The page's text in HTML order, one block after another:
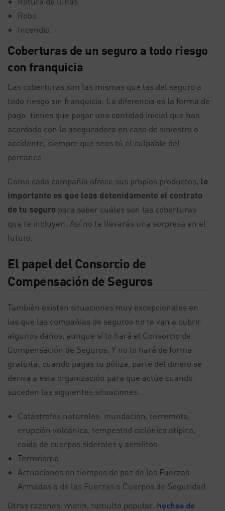
Robo.
Incendio.
Coberturas de un seguro a todo riesgo
con franquicia
Las coberturas son las mismas que las del seguro a
todo riesgo sin franquicia. La diferencia es la forma de
pago: tienes que pagar una cantidad inicial que has
acordado con la aseguradora en caso de siniestro o
accidente, siempre que seas tú el culpable del
percance.
Como cada compañía ofrece sus propios productos, lo
importante es que leas detenidamente el contrato
de tu seguro para saber cuáles son las coberturas
que te incluyen. Así no te llevarás una sorpresa en el
futuro.
El papel del Consorcio de
Compensación de Seguros
También existen situaciones muy excepcionales en
las que las compañías de seguros no te van a cubrir
algunos daños, aunque sí lo hará el Consorcio de
Compensación de Seguros. Y no lo hará de forma
gratuita; cuando pagas tu póliza, parte del dinero se
deriva a esta organización para que actúe cuando
suceden las siguientes situaciones:
Catástrofes naturales: inundación, terremoto,
erupción volcánica, tempestad ciclónica atípica,
caída de cuerpos siderales y aerolitos.
Terrorismo.
Actuaciones en tiempos de paz de las Fuerzas
Armadas o de las Fuerzas o Cuerpos de Seguridad.
Otras razones: motín, tumulto popular, hechos de